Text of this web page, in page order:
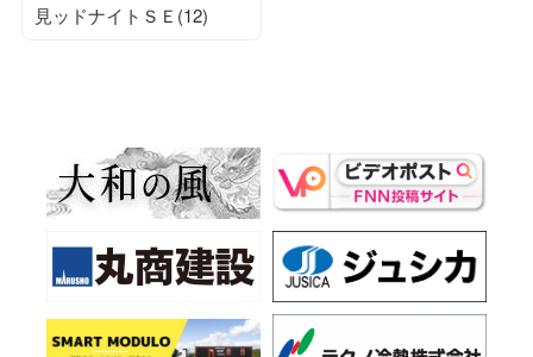
見ッドナイトＳＥ(12)